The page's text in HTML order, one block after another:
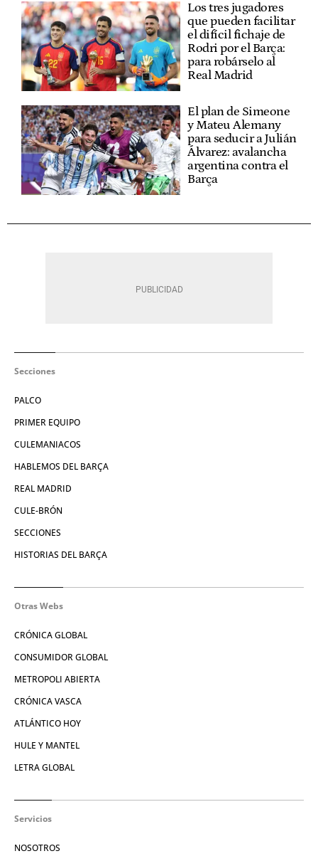
Los tres jugadores
que pueden facilitar
el difícil fichaje de
Rodri por el Barça:
para robárselo al
Real Madrid
El plan de Simeone
y Mateu Alemany
para seducir a Julián
Álvarez: avalancha
argentina contra el
Barça
Secciones
PALCO
PRIMER EQUIPO
CULEMANIACOS
HABLEMOS DEL BARÇA
REAL MADRID
CULE-BRÓN
SECCIONES
HISTORIAS DEL BARÇA
Otras Webs
CRÓNICA GLOBAL
CONSUMIDOR GLOBAL
METROPOLI ABIERTA
CRÓNICA VASCA
ATLÁNTICO HOY
HULE Y MANTEL
LETRA GLOBAL
Servicios
NOSOTROS